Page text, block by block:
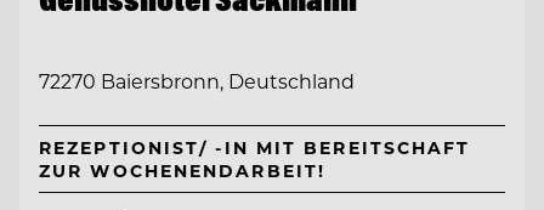
72270 Baiersbronn, Deutschland
REZEPTIONIST/ -IN MIT BEREITSCHAFT
ZUR WOCHENENDARBEIT!